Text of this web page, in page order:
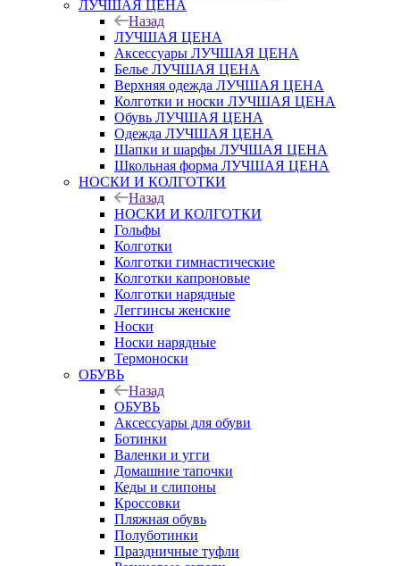
ЛУЧШАЯ ЦЕНА
Назад
ЛУЧШАЯ ЦЕНА
Аксессуары ЛУЧШАЯ ЦЕНА
Белье ЛУЧШАЯ ЦЕНА
Верхняя одежда ЛУЧШАЯ ЦЕНА
Колготки и носки ЛУЧШАЯ ЦЕНА
Обувь ЛУЧШАЯ ЦЕНА
Одежда ЛУЧШАЯ ЦЕНА
Шапки и шарфы ЛУЧШАЯ ЦЕНА
Школьная форма ЛУЧШАЯ ЦЕНА
НОСКИ И КОЛГОТКИ
Назад
НОСКИ И КОЛГОТКИ
Гольфы
Колготки
Колготки гимнастические
Колготки капроновые
Колготки нарядные
Леггинсы женские
Носки
Носки нарядные
Термоноски
ОБУВЬ
Назад
ОБУВЬ
Аксессуары для обуви
Ботинки
Валенки и угги
Домашние тапочки
Кеды и слипоны
Кроссовки
Пляжная обувь
Полуботинки
Праздничные туфли